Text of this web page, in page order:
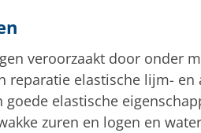
veroorzaakt door onder
elastische lijm- en
elastische
zuren en logen en